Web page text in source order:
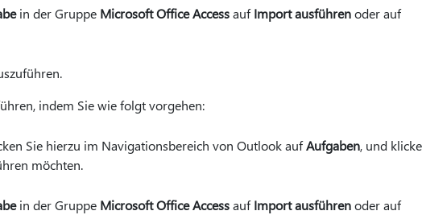
in der Gruppe Microsoft Office AccessaufImport ausführenoder auf
indem Sie wie folgt vorgehen:
Sie hierzu im Navigationsbereich von Outlook aufAufgaben, und
möchten.
in der Gruppe Microsoft Office AccessaufImport ausführenoder auf